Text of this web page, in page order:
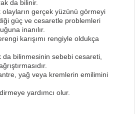
da bilinir.
gerçek yüzünü görmeyi
güç ve cesaretle problemleri
inanılır.
karışımı rengiyle oldukça
da bilinmesinin sebebi cesareti,
yağ veya kremlerin emilimini
yardımcı olur.